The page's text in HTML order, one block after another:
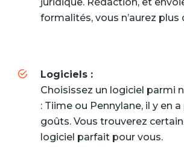
juridique. Rédaction, et
formalités, vous n’aurez plus
Logiciels :
Choisissez un logiciel parmi
: Tiime ou Pennylane, il y en
goûts. Vous trouverez
logiciel parfait pour vous.